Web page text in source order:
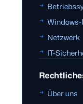
Netzwerk
IT-
Über uns